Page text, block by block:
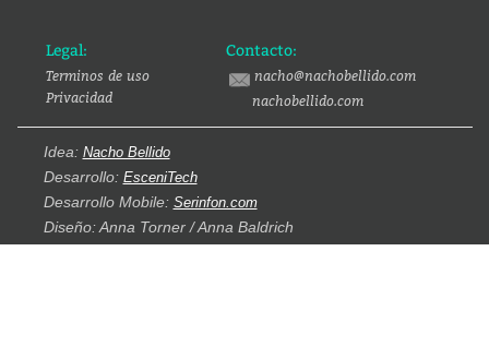
Legal:
Terminos de uso
Privacidad
Contacto:
nacho@nachobellido.com
nachobellido.com
Idea: Nacho Bellido
Desarrollo: EsceniTech
Desarrollo Mobile: Serinfon.com
Diseño: Anna Torner / Anna Baldrich